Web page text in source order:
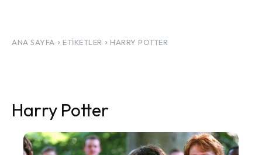
ANA SAYFA ETIKETLER HARRY POTTER
Harry Potter